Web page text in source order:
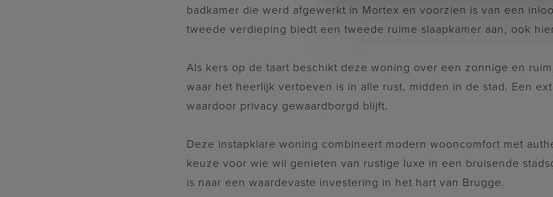
badkamer die werd afgewerkt in Mortex en voorzien is van een
tweede verdieping biedt een tweede ruime slaapkamer aan, ook
Als kers op de taart beschikt deze woning over een zonnige en
waar het heerlijk vertoeven is in alle rust, midden in de stad. Een
waardoor privacy gewaardborgd blijft.
Deze instapklare woning combineert modern wooncomfort met
keuze voor wie wil genieten van rustige luxe in een bruisende
is naar een waardevaste investering in het hart van Brugge.